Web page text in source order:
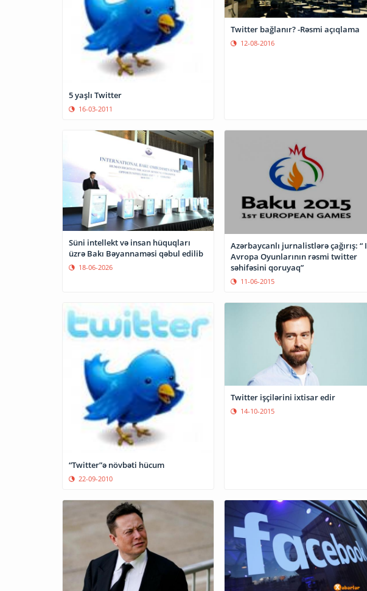
5 yaşlı Twitter
16-03-2011
Twitter bağlanır? -Rəsmi açıqlama
12-08-2016
Süni intellekt və insan hüquqları
üzrə Bakı Bəyannaməsi qəbul edilib
18-06-2026
Azərbaycanlı jurnalistlərə çağırış: “ I
Avropa Oyunlarının rəsmi twitter
səhifəsini qoruyaq”
11-06-2015
“Twitter”ə növbəti hücum
22-09-2010
Twitter işçilərini ixtisar edir
14-10-2015